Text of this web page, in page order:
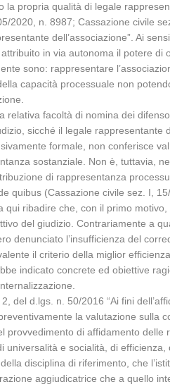
propria qualità di legale
2020, n. 8987; Cassazione civile
dell’associazione”. Ai
in via autonoma il potere
sono: rappresentare
capacità processuale non
relativa facoltà di nomina dei
sicché il legale
formale, non conferisce
sostanziale. Non è, tuttavia,
di rappresentanza
quibus (Cassazione civile sez. I,
ribadire che, con il primo
del giudizio. Contrariamente a
denunciato l’insufficienza del
il criterio della miglior
indicato concrete ed obiettive
del d.lgs. n. 50/2016 “Ai fini
la valutazione sulla
provvedimento di affidamento
e socialità, di
disciplina di riferimento, che
aggiudicatrice che a quello